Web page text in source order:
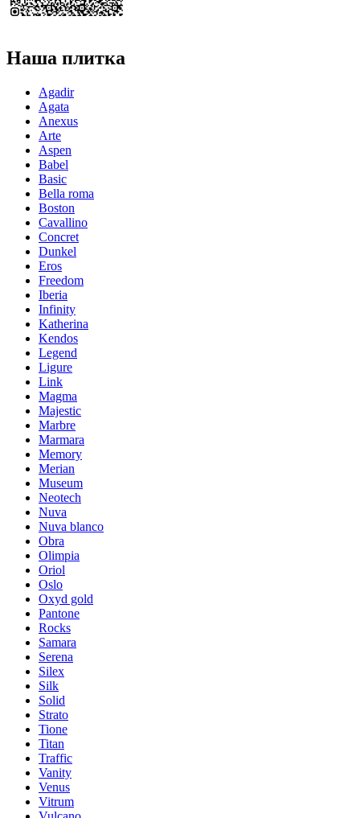
Наша плитка
Agadir
Agata
Anexus
Arte
Aspen
Babel
Basic
Bella roma
Boston
Cavallino
Concret
Dunkel
Eros
Freedom
Iberia
Infinity
Katherina
Kendos
Legend
Ligure
Link
Magma
Majestic
Marbre
Marmara
Memory
Merian
Museum
Neotech
Nuva
Nuva blanco
Obra
Olimpia
Oriol
Oslo
Oxyd gold
Pantone
Rocks
Samara
Serena
Silex
Silk
Solid
Strato
Tione
Titan
Traffic
Vanity
Venus
Vitrum